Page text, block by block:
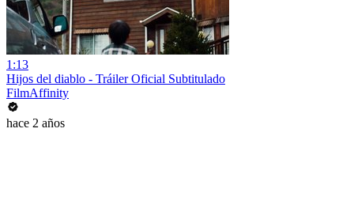
1:13
Hijos del diablo - Tráiler Oficial Subtitulado
FilmAffinity
hace 2 años